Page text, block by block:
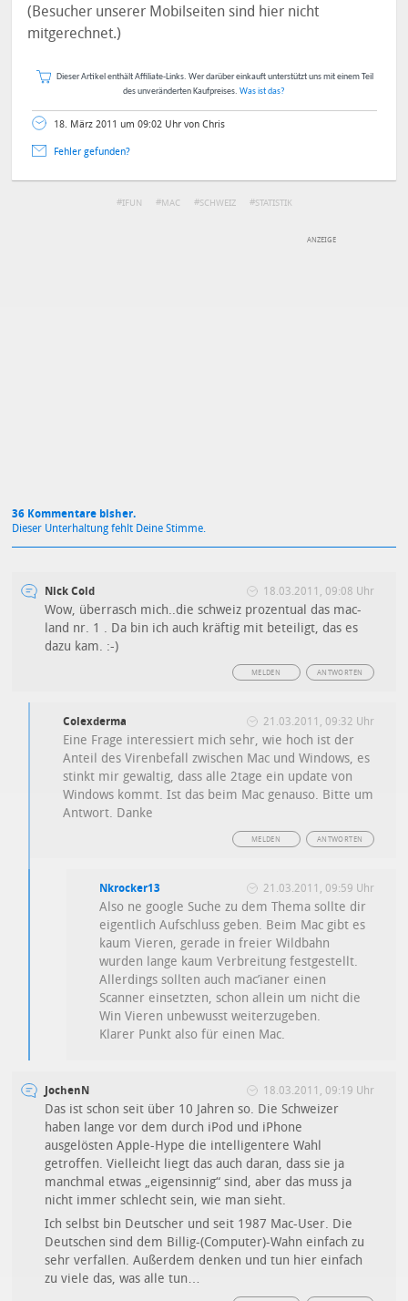
(Besucher unserer Mobilseiten sind hier nicht
mitgerechnet.)
Dieser Artikel enthält Affiliate-Links. Wer darüber einkauft unterstützt uns mit einem Teil
des unveränderten Kaufpreises. Was ist das?
18. März 2011 um 09:02 Uhr von Chris
Fehler gefunden?
IFUN MAC SCHWEIZ STATISTIK
36 Kommentare bisher.
Dieser Unterhaltung fehlt Deine Stimme.
Nick Cold 18.03.2011, 09:08 Uhr
Wow, überrasch mich..die schweiz prozentual das mac-
land nr. 1 . Da bin ich auch kräftig mit beteiligt, das es
dazu kam. :-)
ANTWORTEN
MELDEN
Colexderma 21.03.2011, 09:32 Uhr
Eine Frage interessiert mich sehr, wie hoch ist der
Anteil des Virenbefall zwischen Mac und Windows, es
stinkt mir gewaltig, dass alle 2tage ein update von
Windows kommt. Ist das beim Mac genauso. Bitte um
Antwort. Danke
ANTWORTEN
MELDEN
Nkrocker13 21.03.2011, 09:59 Uhr
Also ne google Suche zu dem Thema sollte dir
eigentlich Aufschluss geben. Beim Mac gibt es
kaum Vieren, gerade in freier Wildbahn
wurden lange kaum Verbreitung festgestellt.
Allerdings sollten auch mac’ianer einen
Scanner einsetzten, schon allein um nicht die
Win Vieren unbewusst weiterzugeben.
Klarer Punkt also für einen Mac.
JochenN 18.03.2011, 09:19 Uhr
Das ist schon seit über 10 Jahren so. Die Schweizer
haben lange vor dem durch iPod und iPhone
ausgelösten Apple-Hype die intelligentere Wahl
getroffen. Vielleicht liegt das auch daran, dass sie ja
manchmal etwas „eigensinnig“ sind, aber das muss ja
nicht immer schlecht sein, wie man sieht.
Ich selbst bin Deutscher und seit 1987 Mac-User. Die
Deutschen sind dem Billig-(Computer)-Wahn einfach zu
sehr verfallen. Außerdem denken und tun hier einfach
zu viele das, was alle tun…